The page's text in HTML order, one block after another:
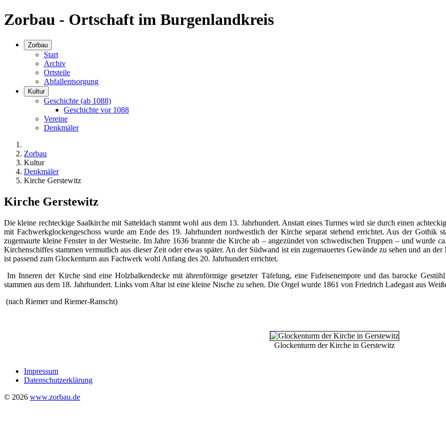
Zorbau - Ortschaft im Burgenlandkreis
Zorbau
Start
Archiv
Ortsteile
Abfallentsorgung
Kultur
Geschichte (ab 1088)
Geschichte vor 1088
Vereine
Denkmäler
Zorbau
Kultur
Denkmäler
Kirche Gerstewitz
Kirche Gerstewitz
Die kleine rechteckige Saalkirche mit Satteldach stammt wohl aus dem 13. Jahrhundert. Anstatt eines Turmes wird sie durch einen
mit Fachwerkglockengeschoss wurde am Ende des 19. Jahrhundert nordwestlich der Kirche separat stehend errichtet. Aus der Gothik
zugemaurte kleine Fenster in der Westseite. Im Jahre 1636 brannte die Kirche ab – angezündet von schwedischen Truppen – und wurde
Kirchenschiffes stammen vermutlich aus dieser Zeit oder etwas später. An der Südwand ist ein zugemauertes Gewände zu sehen und an
ist passend zum Glockenturm aus Fachwerk wohl Anfang des 20. Jahrhundert errichtet.
Im Inneren der Kirche sind eine Holzbalkendecke mit ährenförmige gesetzter Täfelung, eine Fufeisenempore und das barocke
stammen aus dem 18. Jahrhundert. Links vom Altar ist eine kleine Nische zu sehen. Die Orgel wurde 1861 von Friedrich Ladegast aus
(nach Riemer und Riemer-Ranscht)
Glockenturm der Kirche in Gerstewitz
Impressum
Datenschutzerklärung
© 2026 www.zorbau.de